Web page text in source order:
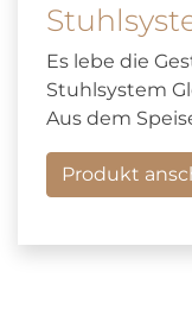
Es lebe die
Stuhlsystem
Aus dem
Produkt